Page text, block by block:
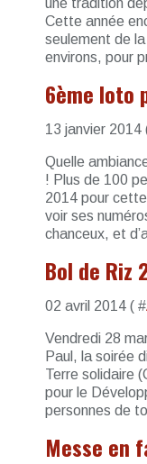
une tradition
Cette année
seulement de
environs, pour
6ème loto
13 janvier 2014
Quelle
! Plus de 100
2014 pour
voir ses
chanceux, et
Bol de Riz
02 avril 2014 ( #
Vendredi 28
Paul, la soirée
Terre solidaire
pour le
personnes de
Messe en